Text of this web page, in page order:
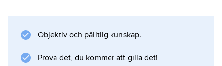
Brahmaputradalen. Kungariket
Kamarupa
Objektiv och pålitlig kunskap.
Prova det, du kommer att gilla det!